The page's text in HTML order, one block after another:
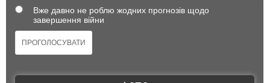
Вже давно не роблю жодних прогнозів щодо
завершення війни